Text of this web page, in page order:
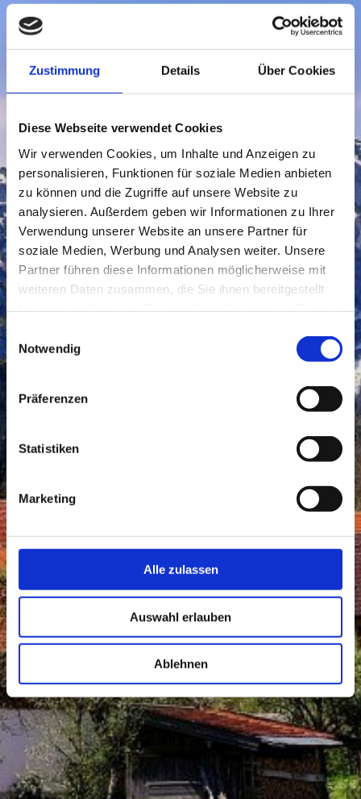
Zustimmung Details Über Cookies
Diese Webseite verwendet Cookies
Wir verwenden Cookies, um Inhalte und Anzeigen zu
personalisieren, Funktionen für soziale Medien anbieten
zu können und die Zugriffe auf unsere Website zu
analysieren. Außerdem geben wir Informationen zu Ihrer
Verwendung unserer Website an unsere Partner für
soziale Medien, Werbung und Analysen weiter. Unsere
Partner führen diese Informationen möglicherweise mit
weiteren Daten zusammen, die Sie ihnen bereitgestellt
Einwilligungsauswahl
Notwendig
Präferenzen
Statistiken
Marketing
Alle zulassen
Auswahl erlauben
Ablehnen